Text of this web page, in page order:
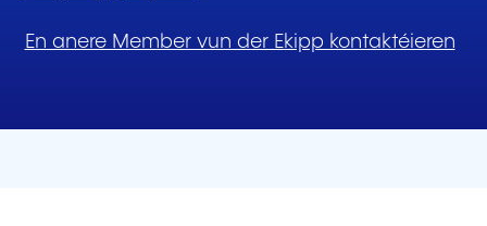
En anere Member vun der Ekipp kontaktéieren